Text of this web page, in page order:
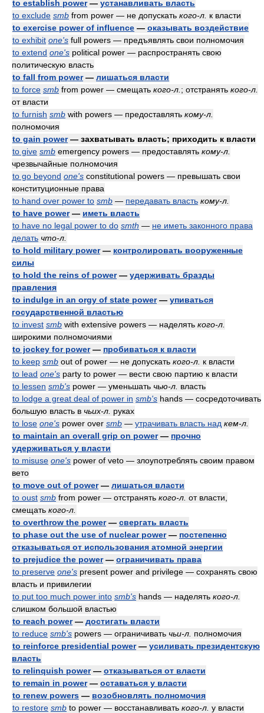
to establish power— устанавливать власть
to exclude smb from power — не допускать кого-л. к власти
to exercise power of influence — оказывать воздействие
to exhibit one's full powers — предъявлять свои полномочия
to extend one's political power — распространять свою
политическую власть
to fall from power— лишаться власти
to force smb from power — смещать кого-л. ; отстранять кого-л.
от власти
to furnish smb with powers — предоставлять кому-л.
полномочия
to gain power— захватывать власть; приходить к власти
to give smb emergency powers — предоставлять кому-л.
чрезвычайные полномочия
to go beyond one's constitutional powers — превышать свои
конституционные права
to hand over power to smb — передавать власть кому-л.
to have power— иметь власть
to have no legal power to do smth — не иметь законного права
делать что-л.
to hold military power— контролировать вооруженные
силы
to hold the reins of power— удерживать бразды
правления
to indulge in an orgy of state power— упиваться
государственной властью
to invest smb with extensive powers — наделять кого-л.
широкими полномочиями
to jockey for power— пробиваться к власти
to keep smb out of power — не допускать кого-л. к власти
to lead one's party to power — вести свою партию к власти
to lessen smb's power — уменьшать чью-л. власть
to lodge a great deal of power in smb's hands — сосредоточивать
большую власть в чьих-л. руках
to lose one's power over smb — утрачивать власть над кем-л.
to maintain an overall grip on power— прочно
удерживаться у власти
to misuse one's power of veto — злоупотреблять своим правом
вето
to move out of power— лишаться власти
to oust smb from power — отстранять кого-л. от власти,
смещать кого-л.
to overthrow the power— свергать власть
to phase out the use of nuclear power— постепенно
отказываться от использования атомной энергии
to prejudice the power— ограничивать права
to preserve one's present power and privilege — сохранять свою
власть и привилегии
to put too much power into smb's hands — наделять кого-л.
слишком большой властью
to reach power— достигать власти
to reduce smb's powers — ограничивать чьи-л. полномочия
to reinforce presidential power— усиливать президентскую
власть
to relinquish power— отказываться от власти
to remain in power— оставаться у власти
to renew powers — возобновлять полномочия
to restore smb to power — восстанавливать кого-л. у власти